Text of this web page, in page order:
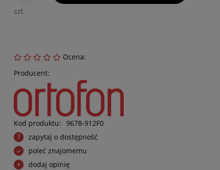
szt.
Ocena:
Producent:
Kod produktu:
9678-912F0
zapytaj o dostępność
poleć znajomemu
dodaj opinię